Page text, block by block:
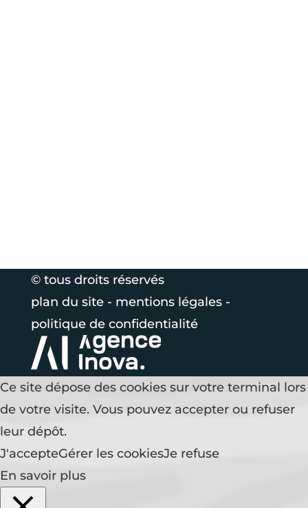
© tous droits réservés
plan du site- mentions légales -
politique de confidentialité
Ce site dépose des cookies sur votre terminal lors
de votre visite. Vous pouvez accepter ou refuser
leur dépôt.
J'accepteGérer les cookiesJe refuse
En savoir plus